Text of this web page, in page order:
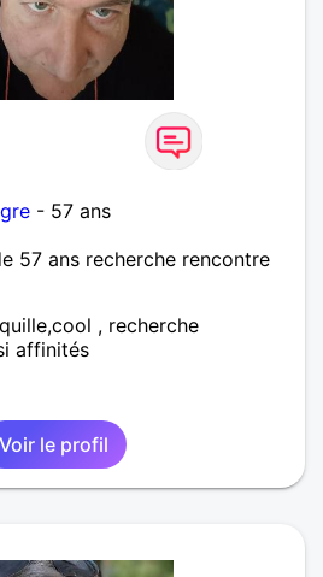
- 57 ans
57 ans recherche rencontre
, recherche
affinités
Voir le profil